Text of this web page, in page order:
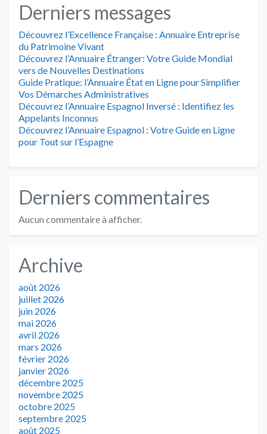
Derniers messages
Découvrez l’Excellence Française : Annuaire Entreprise
du Patrimoine Vivant
Découvrez l’Annuaire Étranger: Votre Guide Mondial
vers de Nouvelles Destinations
Guide Pratique: l’Annuaire État en Ligne pour Simplifier
Vos Démarches Administratives
Découvrez l’Annuaire Espagnol Inversé : Identifiez les
Appelants Inconnus
Découvrez l’Annuaire Espagnol : Votre Guide en Ligne
pour Tout sur l’Espagne
Derniers commentaires
Aucun commentaire à afficher.
Archive
août 2026
juillet 2026
juin 2026
mai 2026
avril 2026
mars 2026
février 2026
janvier 2026
décembre 2025
novembre 2025
octobre 2025
septembre 2025
août 2025